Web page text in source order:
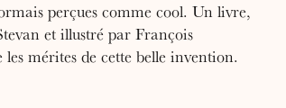
perçues comme cool. Un livre,
et illustré par François
mérites de cette belle invention.